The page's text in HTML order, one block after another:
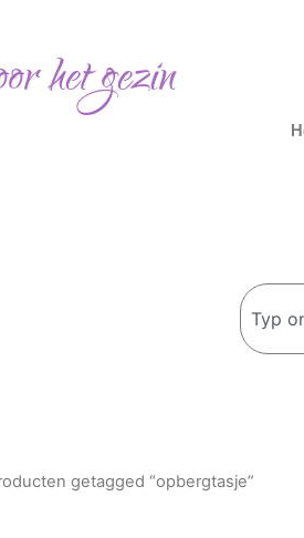
het gezin
Zoeken
getagged “opbergtasje”